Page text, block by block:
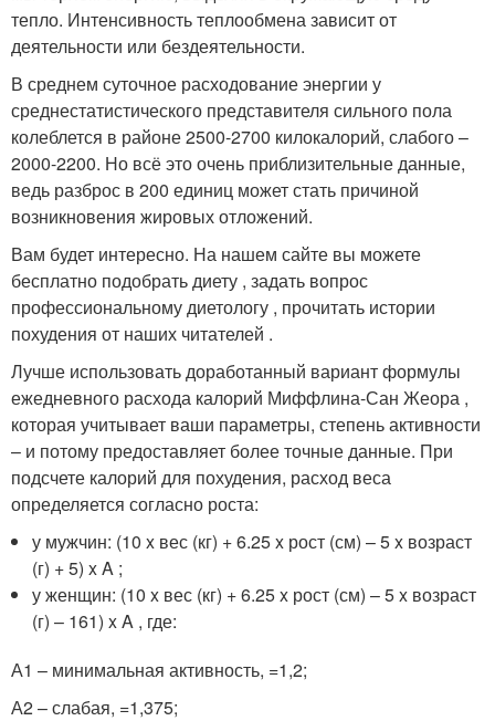
тепло. Интенсивность теплообмена зависит от
деятельности или бездеятельности.
В среднем суточное расходование энергии у
среднестатистического представителя сильного пола
колеблется в районе 2500-2700 килокалорий, слабого –
2000-2200. Но всё это очень приблизительные данные,
ведь разброс в 200 единиц может стать причиной
возникновения жировых отложений.
Вам будет интересно. На нашем сайте вы можете
бесплатно подобрать диету , задать вопрос
профессиональному диетологу , прочитать истории
похудения от наших читателей .
Лучше использовать доработанный вариант формулы
ежедневного расхода калорий Миффлина-Сан Жеора ,
которая учитывает ваши параметры, степень активности
– и потому предоставляет более точные данные. При
подсчете калорий для похудения, расход веса
определяется согласно роста:
у мужчин: (10 x вес (кг) + 6.25 x рост (см) – 5 x возраст
(г) + 5) x A ;
у женщин: (10 x вес (кг) + 6.25 x рост (см) – 5 x возраст
(г) – 161) x A , где:
А1 – минимальная активность, =1,2;
А2 – слабая, =1,375;